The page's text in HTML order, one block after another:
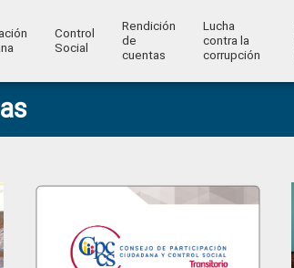
Control
Social
Rendición
de
cuentas
Lucha
contra la
corrupción